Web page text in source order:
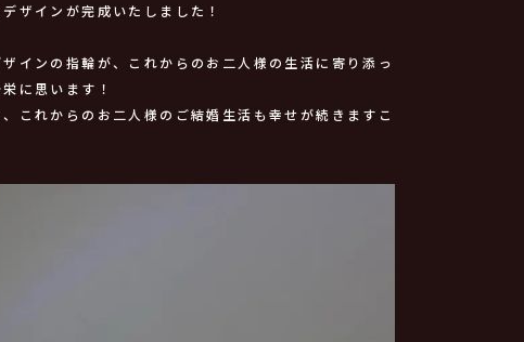
ザインが完成いたしました！
インの指輪が、これからのお二人様の生活に寄り添っ
に思います！
これからのお二人様のご結婚生活も幸せが続きますこ